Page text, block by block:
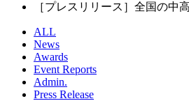
［プレスリリース］全国の中
ALL
News
Awards
Event Reports
Admin.
Press Release